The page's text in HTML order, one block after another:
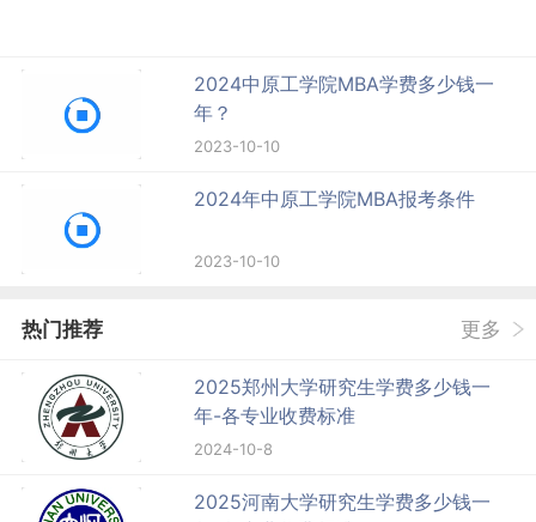
2024中原工学院MBA学费多少钱一
年？
2023-10-10
2024年中原工学院MBA报考条件
2023-10-10
热门推荐 更多
2025郑州大学研究生学费多少钱一
年-各专业收费标准
2024-10-8
2025河南大学研究生学费多少钱一